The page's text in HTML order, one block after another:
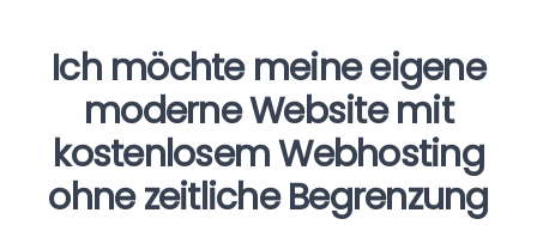
Ich möchte meine eigene
moderne Website mit
kostenlosem Webhosting
ohne zeitliche Begrenzung